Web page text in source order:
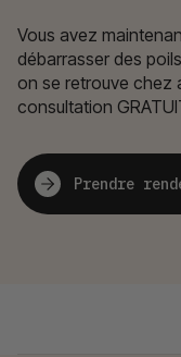
Vous avez
débarrasser des
on se retrouve chez
consultation
Prendre